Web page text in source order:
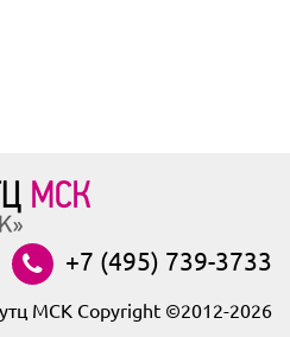
+7 (495) 739-3733
МСК Copyright ©2012-2026